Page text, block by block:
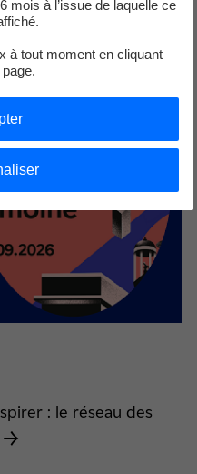
: le réseau des
mois à l’issue de laquelle ce
à tout moment en cliquant